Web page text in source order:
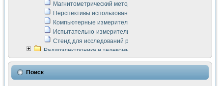
Магнитометрический метод в дефектоскопии сварных
Перспективы использования машинного зрения в
Компьютерные измерительные системы для
Испытательно-измерительный комплекс аппаратуры для
Стенд для исследований рабочих процессов ДВС в
Радиоэлектроника и телекоммуникации
LabVIEW в расчетах радиолиний систем передачи данных
Аппаратно-программный комплекс для исследования
Виртуальный лабораторный стенд для исследования
Поиск